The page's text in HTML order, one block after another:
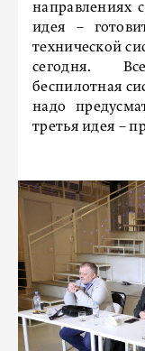
направлениях
идея –
технической
сегодня.
беспилотная
надо
третья идея –